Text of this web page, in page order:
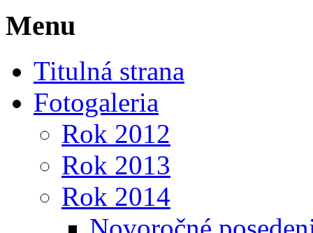
Menu
Titulná strana
Fotogaleria
Rok 2012
Rok 2013
Rok 2014